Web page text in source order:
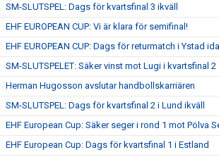
SM-SLUTSPEL: Dags för kvartsfinal 3 ikväll
EHF EUROPEAN CUP: Vi är klara för semifinal!
EHF EUROPEAN CUP: Dags för returmatch i Ystad
SM-SLUTSPELET: Säker vinst mot Lugi i kvartsfinal 2
Herman Hugosson avslutar handbollskarriären
SM-SLUTSPEL: Dags för kvartsfinal 2 i Lund ikväll
EHF European Cup: Säker seger i rond 1 mot Pölva
EHF European Cup: Dags för kvartsfinal 1 i Estland